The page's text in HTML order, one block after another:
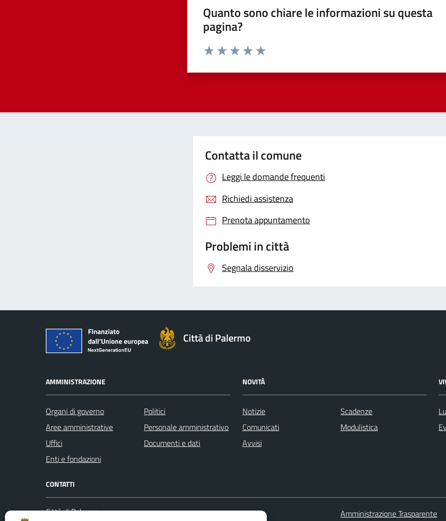
Quanto sono chiare le informazioni su questa
pagina?
Contatta il comune
Leggi le domande frequenti
Richiedi assistenza
Prenota appuntamento
Problemi in città
Segnala disservizio
Città di Palermo
AMMINISTRAZIONE
Organi di governo
Aree amministrative
Uffici
Enti e fondazioni
Politici
Personale amministrativo
Documenti e dati
NOVITÀ
Notizie
Comunicati
Avvisi
Scadenze
Modulistica
CONTATTI
Città di Palermo
Leggi le FAQ Amministrazione Trasparente